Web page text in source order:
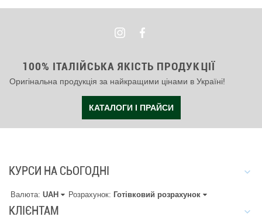
100% ІТАЛІЙСЬКА ЯКІСТЬ ПРОДУКЦІЇ
Оригінальна продукція за найкращими цінами в Україні!
КАТАЛОГИ І ПРАЙСИ
КУРСИ НА СЬОГОДНІ
Валюта: UAH Розрахунок: Готівковий розрахунок
КЛІЄНТАМ